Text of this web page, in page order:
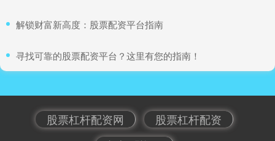
​解锁财富新高度：股票配资平台指南
​寻找可靠的股票配资平台？这里有您的指南！
股票杠杆配资网
股票杠杆配资